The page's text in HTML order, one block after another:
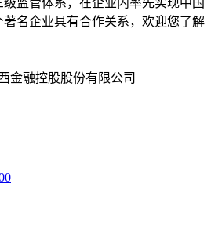
名企业具有合作关系，欢迎您了解
金融控股股份有限公司